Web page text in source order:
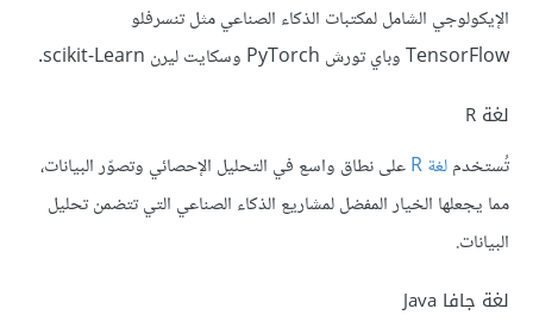
الإيكولوجي الشامل لمكتبات الذكاء الصناعي مثل تنسرفلو
TensorFlow وباي تورش PyTorch وسكايت ليرن scikit-Learn.
لغة R
تُستخدملغة R
على نطاق واسع في التحليل الإحصائي وتصوّر البيانات،
مما يجعلها الخيار المفضل لمشاريع الذكاء الصناعي التي تتضمن تحليل
البيانات.
لغة جافا Java